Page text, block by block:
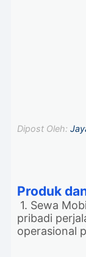
Dipost Oleh:
Produk
1. Sewa
pribadi
operasional